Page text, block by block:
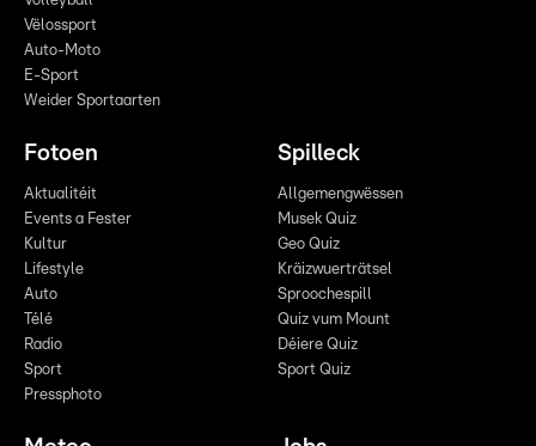
Vëlossport
Auto-Moto
E-Sport
Weider Sportaarten
Fotoen
Aktualitéit
Events a Fester
Kultur
Lifestyle
Auto
Télé
Radio
Sport
Pressphoto
Spilleck
Allgemengwëssen
Musek Quiz
Geo Quiz
Kräizwuerträtsel
Sproochespill
Quiz vum Mount
Déiere Quiz
Sport Quiz